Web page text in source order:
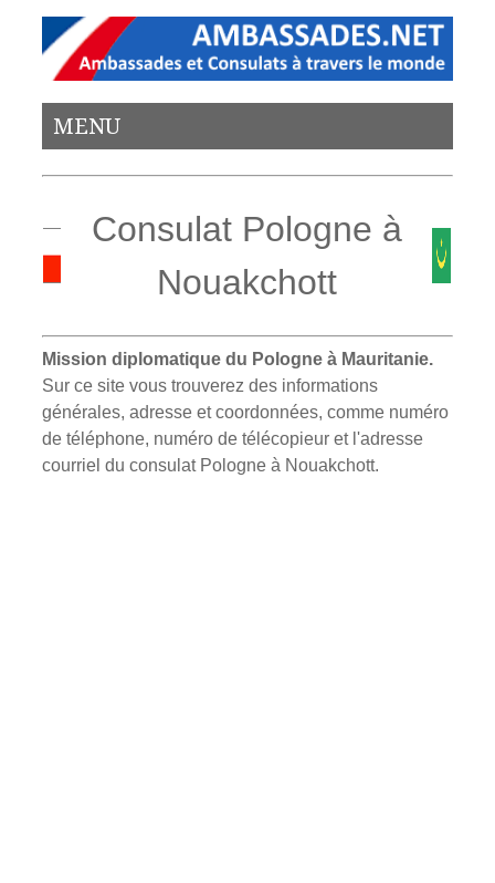
MENU
Consulat Pologne à
Nouakchott
Mission diplomatique du Pologne à Mauritanie.
Sur ce site vous trouverez des informations
générales, adresse et coordonnées, comme numéro
de téléphone, numéro de télécopieur et l'adresse
courriel du consulat Pologne à Nouakchott.